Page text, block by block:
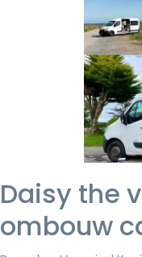
Daisy the
ombouw